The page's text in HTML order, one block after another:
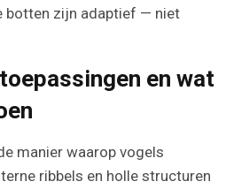
botten zijn adaptief — niet
en wat
manier waarop vogels
ribbels en holle structuren